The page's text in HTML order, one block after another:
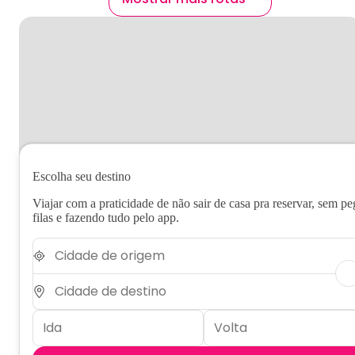
Escolha seu destino
Viajar com a praticidade de não sair de casa pra reservar, sem
filas e fazendo tudo pelo app.